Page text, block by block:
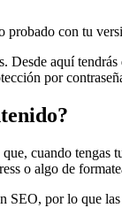
con tu
aquí
por
cuando
o algo de
por lo que